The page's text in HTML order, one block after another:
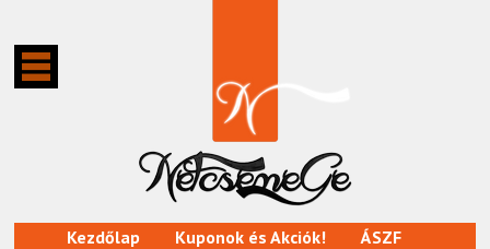
Kezdőlap Kuponok és Akciók!
ÁSZF